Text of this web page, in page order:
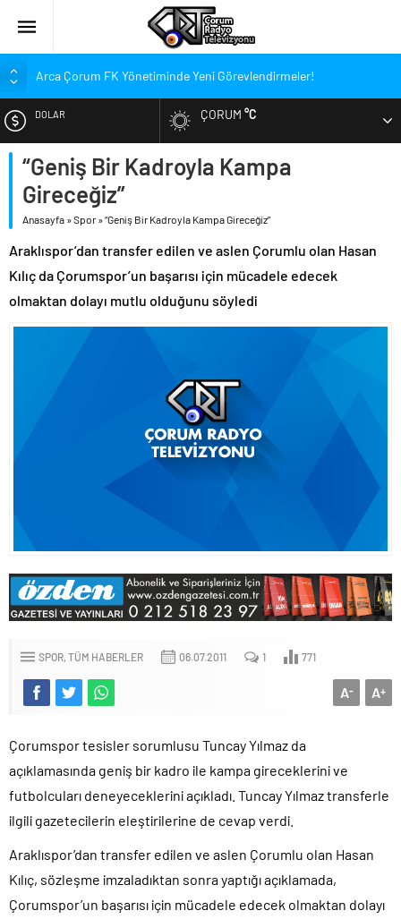
Arca Çorum FK Yönetiminde Yeni Görevlendirmeler!
Galatasaray’da Moraller Bozuk
Kırmızı-Siyahlılar, Fenerbahçe’ye Mağlup Oldu
Çorum’da Vatandaşlara Profesyonel Aile Danışmanlığı Hizmeti
Sendika Yöneticileriyle İŞKUR’da İstişare
İskilip’te Yatırım ve Gelişim Zirvesi
Adem Özel’den Vali Çalgan’a Ziyaret
DOLAR
EURO
ALTIN
BIST
ÇORUM°C
“Geniş Bir Kadroyla Kampa
Gireceğiz”
Anasayfa »Spor »“Geniş Bir Kadroyla Kampa Gireceğiz”
Araklıspor’dan transfer edilen ve aslen Çorumlu olan Hasan
Kılıç da Çorumspor’un başarısı için mücadele edecek
olmaktan dolayı mutlu olduğunu söyledi
SPOR TÜM HABERLER 06.07.2011 1 771
A+
A-
Çorumspor tesisler sorumlusu Tuncay Yılmaz da
açıklamasında geniş bir kadro ile kampa gireceklerini ve
futbolcuları deneyeceklerini açıkladı. Tuncay Yılmaz transferle
ilgili gazetecilerin eleştirilerine de cevap verdi.
Araklıspor’dan transfer edilen ve aslen Çorumlu olan Hasan
Kılıç, sözleşme imzaladıktan sonra yaptığı açıklamada,
Çorumspor’un başarısı için mücadele edecek olmaktan dolayı